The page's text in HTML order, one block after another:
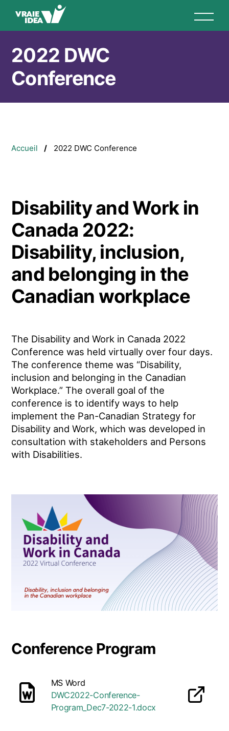
2022 DWC
Conference
d'Ariane
Accueil 2022 DWC Conference
Disability and Work in
Canada 2022:
Disability, inclusion,
and belonging in the
Canadian workplace
The Disability and Work in Canada 2022
Conference was held virtually over four days.
The conference theme was “Disability,
inclusion and belonging in the Canadian
Workplace.” The overall goal of the
conference is to identify ways to help
implement the Pan-Canadian Strategy for
Disability and Work, which was developed in
consultation with stakeholders and Persons
with Disabilities.
Conference Program
MS Word
DWC2022-Conference-
Program_Dec7-2022-1.docx
opens in a new tab